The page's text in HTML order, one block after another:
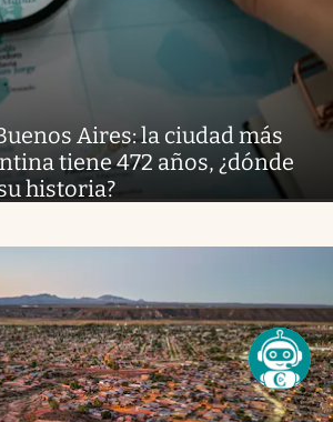
Aires: la ciudad más
tiene 472 años, ¿dónde
historia?